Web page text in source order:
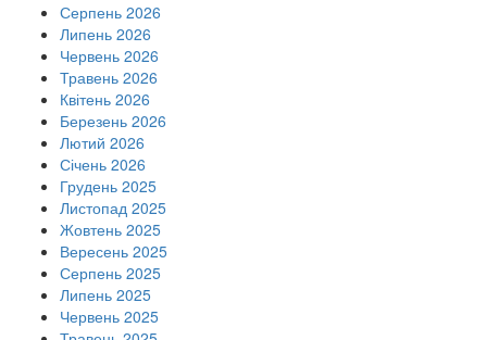
Серпень 2026
Липень 2026
Червень 2026
Травень 2026
Квітень 2026
Березень 2026
Лютий 2026
Січень 2026
Грудень 2025
Листопад 2025
Жовтень 2025
Вересень 2025
Серпень 2025
Липень 2025
Червень 2025